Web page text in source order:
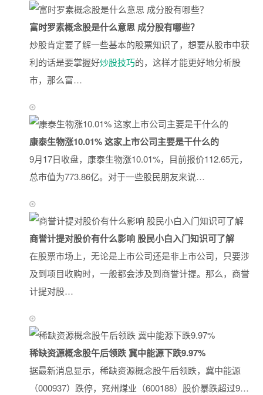
富时罗素概念股是什么意思 成分股有哪些？
炒股肯定要了解一些基本的股票知识了，想要从股市中获
利的话是要掌握好炒股技巧的，这样才能更好地分析股
市，那么富…
康泰生物涨10.01% 这家上市公司主要是干什么的
9月17日收盘，康泰生物涨10.01%，目前报价112.65元，
总市值为773.86亿。对于一些股民朋友来说…
商誉计提对股价有什么影响 股民小白入门知识可了解
在股票市场上，无论是上市公司还是非上市公司，只要涉
及到项目收购时，一般都会涉及到商誉计提。那么，商誉
计提对股…
稀缺资源概念股午后领跌 冀中能源下跌9.97%
据最新消息显示，稀缺资源概念股午后领跌，冀中能源
（000937）跌停，兖州煤业（600188）股价暴跌超过9…